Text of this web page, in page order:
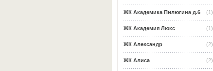
(1)
ЖК Академика Пилюгина д.6
(1)
ЖК Академия Люкс
(2)
ЖК Александр
(2)
ЖК Алиса